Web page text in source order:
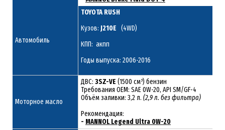
Автомобиль
TOYOTA RUSH
Кузов: J210E (4WD)
КПП: акпп
Годы выпуска: 2006-2016
Моторное масло
ДВС: 3SZ-VE (1500 см³) бензин
Требования ОЕМ: SAE 0W-20, API SM/GF-4
Объём заливки: 3,2 л. (2,9 л. без фильтра)
Рекомендация:
- MANNOL Legend Ultra 0W-20